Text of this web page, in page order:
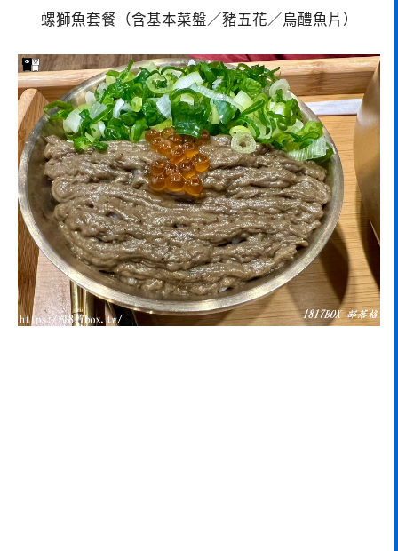
螺獅魚套餐（含基本菜盤／豬五花／烏醴魚片）